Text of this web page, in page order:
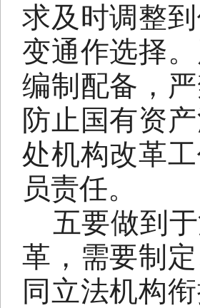
求及时调整
变通作选择
编制配备，
防止国有资
处机构改革
员责任。
五要做到
革，需要制
同立法机构